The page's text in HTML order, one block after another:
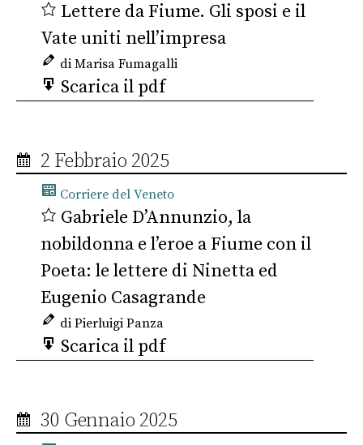
Lettere da Fiume. Gli sposi e il
Vate uniti nell’impresa
di Marisa Fumagalli
Scarica il pdf
2 Febbraio 2025
Corriere del Veneto
Gabriele D’Annunzio, la
nobildonna e l’eroe a Fiume con il
Poeta: le lettere di Ninetta ed
Eugenio Casagrande
di Pierluigi Panza
Scarica il pdf
30 Gennaio 2025